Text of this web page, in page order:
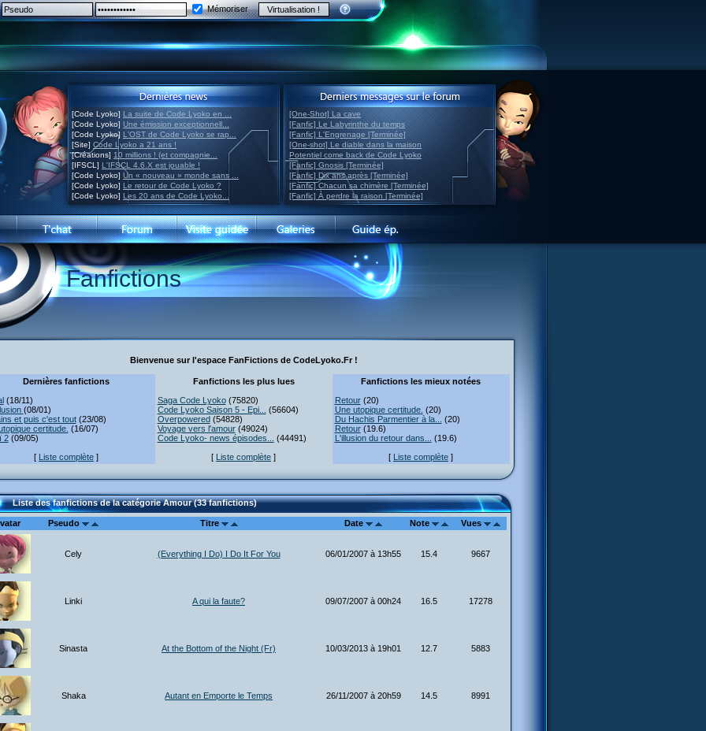
Mémoriser
[Code Lyoko] La suite de Code Lyoko en ...
[Code Lyoko] Une émission exceptionnell...
[Code Lyoko] L'OST de Code Lyoko se rap...
[Site] Code Lyoko a 21 ans !
[Créations] 10 millions ! (et compagnie...
[IFSCL] L'IFSCL 4.6.X est jouable !
[Code Lyoko] Un « nouveau » monde sans ...
[Code Lyoko] Le retour de Code Lyoko ?
[Code Lyoko] Les 20 ans de Code Lyoko...
[One-Shot] La cave
[Fanfic] Le Labyrinthe du temps
[Fanfic] L'Engrenage [Terminée]
[One-shot] Le diable dans la maison
Potentiel come back de Code Lyoko
[Fanfic] Gnosis [Terminée]
[Fanfic] Dix ans après [Terminée]
[Fanfic] Chacun sa chimère [Terminée]
[Fanfic] À perdre la raison [Terminée]
Fanfictions
Bienvenue sur l'espace FanFictions de CodeLyoko.Fr !
Dernières fanfictions
(18/11)
(08/01)
et puis c'est tout(23/08)
certitude. (16/07)
2(09/05)
[ Liste complète ]
Fanfictions les plus lues
Saga Code Lyoko(75820)
Code Lyoko Saison 5 - Epi...
(56604)
Overpowered(54828)
Voyage vers l'amour(49024)
Code Lyoko- news épisodes...
(44491)
[ Liste complète ]
Fanfictions les mieux notées
Retour(20)
Une utopique certitude. (20)
Du Hachis Parmentier à la...
(20)
Retour(19.6)
L'illusion du retour dans...
(19.6)
[ Liste complète ]
Liste des fanfictions de la catégorie Amour (33 fanfictions)
Pseudo Titre Date Note Vues
Cely (Everything I Do) I Do It For You 06/01/2007 à 13h55 15.4 9667
Linki A qui la faute? 09/07/2007 à 00h24 16.5 17278
Sinasta At the Bottom of the Night (Fr) 10/03/2013 à 19h01 12.7 5883
Shaka Autant en Emporte le Temps 26/11/2007 à 20h59 14.5 8991